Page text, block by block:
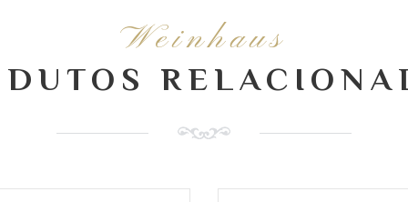
Weinhaus